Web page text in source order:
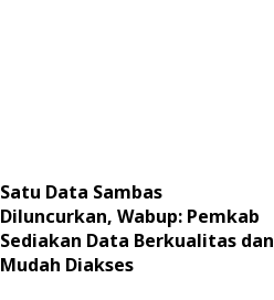
Satu Data Sambas
Diluncurkan, Wabup: Pemkab
Sediakan Data Berkualitas dan
Mudah Diakses